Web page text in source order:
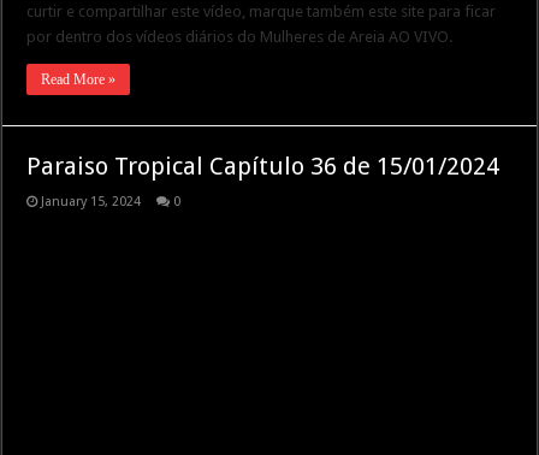
curtir e compartilhar este vídeo, marque também este site para ficar
por dentro dos vídeos diários do Mulheres de Areia AO VIVO.
Read More »
Paraiso Tropical Capítulo 36 de 15/01/2024
January 15, 2024 0